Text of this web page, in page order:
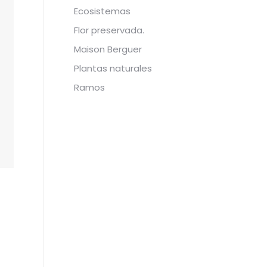
Ecosistemas
Flor preservada.
Maison Berguer
Plantas naturales
Ramos